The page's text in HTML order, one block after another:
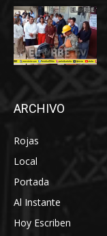
ARCHIVO
Rojas
Local
Portada
Al Instante
Hoy Escriben